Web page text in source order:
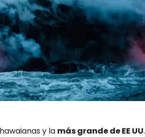
y la más grande de EE UU.